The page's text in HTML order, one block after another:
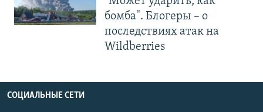
бомба". Блогеры – о
последствиях атак на
Wildberries
СОЦИАЛЬНЫЕ СЕТИ